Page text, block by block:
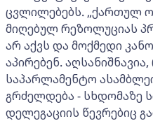
ცვლილებებს. „ქართულ
მიღებულ რეზოლუციას
არ აქვს და მოქმედი
აპირებენ.
საპარლამენტო
გრძელდება - სხდომაზე
დელეგაციის წევრებიც